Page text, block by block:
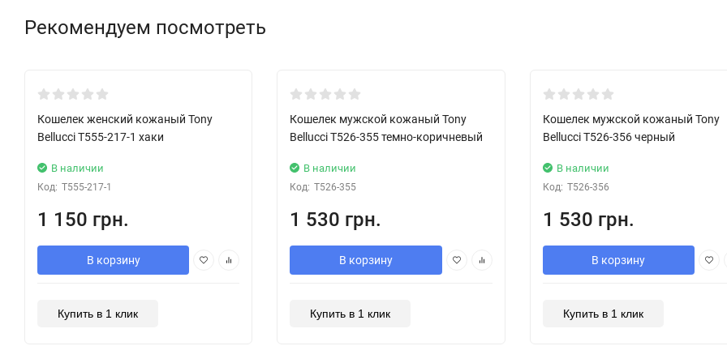
Рекомендуем посмотреть
Хит!
Кошелек женский кожаный Tony
Bellucci T555-217-1 хаки
В наличии
Код: T555-217-1
1 150 грн.
В корзину
Купить в 1 клик
Хит!
Кошелек мужской кожаный Tony
Bellucci T526-355 темно-коричневый
В наличии
Код: T526-355
1 530 грн.
В корзину
Купить в 1 клик
Хит!
Кошелек мужской кожаный Tony
Bellucci T526-356 черный
В наличии
Код: T526-356
1 530 грн.
В корзину
Купить в 1 клик